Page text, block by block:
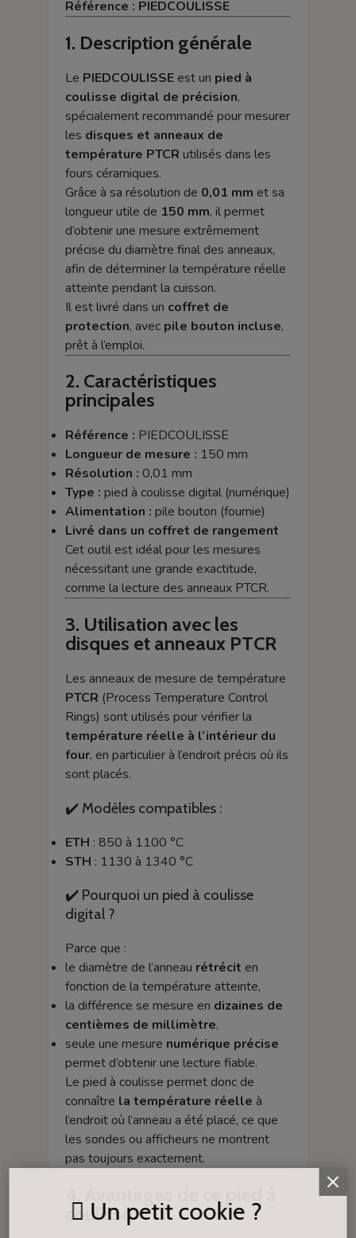
Référence : PIEDCOULISSE
1. Description générale
Le PIEDCOULISSEest un pied à
coulisse digital de précision,
spécialement recommandé pour mesurer
les disques et anneaux de
température PTCR utilisés dans les
fours céramiques.
Grâce à sa résolution de 0,01 mm et sa
longueur utile de 150 mm, il permet
d’obtenir une mesure extrêmement
précise du diamètre final des anneaux,
afin de déterminer la température réelle
atteinte pendant la cuisson.
Il est livré dans un coffret de
protection, avec pile bouton incluse,
prêt à l’emploi.
2. Caractéristiques
principales
Référence : PIEDCOULISSE
Longueur de mesure : 150 mm
Résolution : 0,01 mm
Type : pied à coulisse digital (numérique)
Alimentation : pile bouton (fournie)
Livré dans un coffret de rangement
Cet outil est idéal pour les mesures
nécessitant une grande exactitude,
comme la lecture des anneaux PTCR.
3. Utilisation avec les
disques et anneaux PTCR
Les anneaux de mesure de température
PTCR (Process Temperature Control
Rings) sont utilisés pour vérifier la
température réelle à l’intérieur du
four, en particulier à l’endroit précis où ils
sont placés.
✔️ Modèles compatibles :
ETH : 850 à 1100 °C
STH : 1130 à 1340 °C
✔️ Pourquoi un pied à coulisse
digital ?
Parce que :
le diamètre de l’anneau rétrécit en
fonction de la température atteinte,
la différence se mesure en dizaines de
centièmes de millimètre,
seule une mesure numérique précise
permet d’obtenir une lecture fiable.
Le pied à coulisse permet donc de
connaître la température réelle à
l’endroit où l’anneau a été placé, ce que
les sondes ou afficheurs ne montrent
pas toujours exactement.
coulisse
Un petit cookie ?